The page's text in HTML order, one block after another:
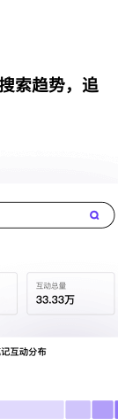
索趋势，追